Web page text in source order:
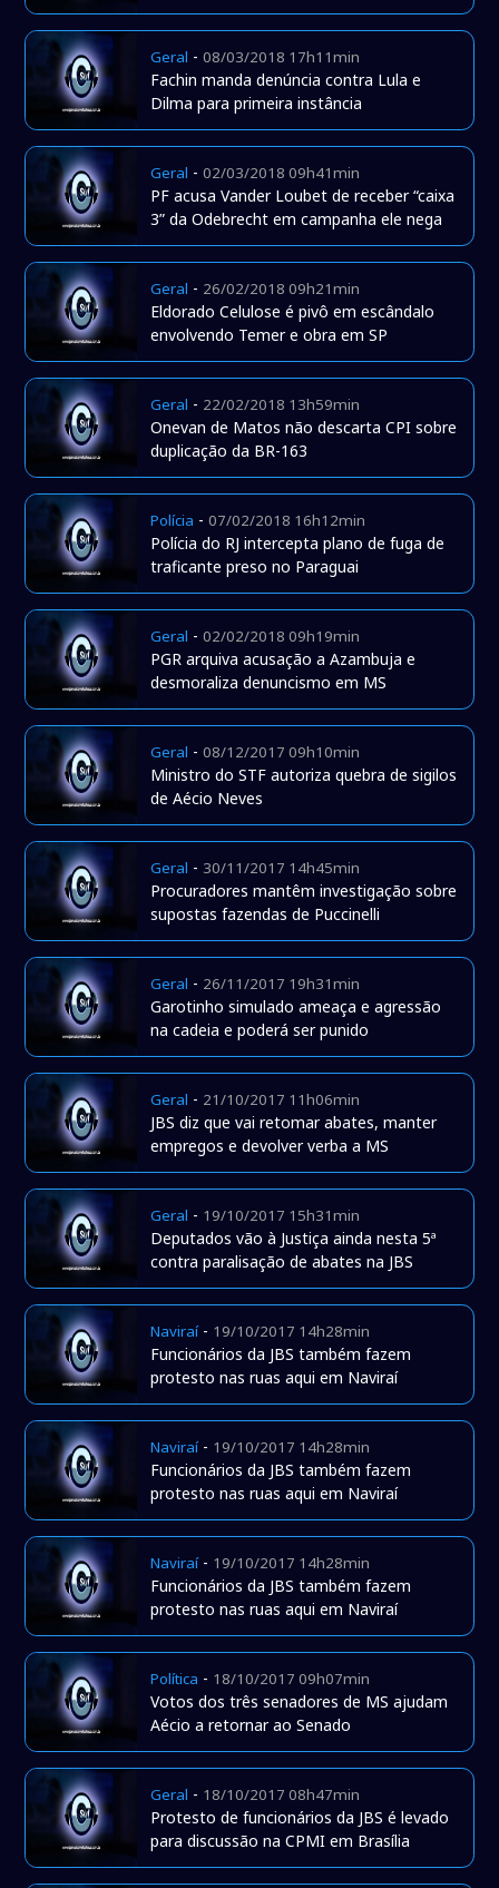
Geral -08/03/2018 17h11min
Fachin manda denúncia contra Lula e
Dilma para primeira instância
Geral -02/03/2018 09h41min
PF acusa Vander Loubet de receber “caixa
3” da Odebrecht em campanha ele nega
Geral - 26/02/2018 09h21min
Eldorado Celulose é pivô em escândalo
envolvendo Temer e obra em SP
Geral - 22/02/2018 13h59min
Onevan de Matos não descarta CPI sobre
duplicação da BR-163
Polícia -07/02/2018 16h12min
Polícia do RJ intercepta plano de fuga de
traficante preso no Paraguai
Geral -02/02/2018 09h19min
PGR arquiva acusação a Azambuja e
desmoraliza denuncismo em MS
Geral -08/12/2017 09h10min
Ministro do STF autoriza quebra de sigilos
de Aécio Neves
Geral - 30/11/2017 14h45min
Procuradores mantêm investigação sobre
supostas fazendas de Puccinelli
Geral - 26/11/2017 19h31min
Garotinho simulado ameaça e agressão
na cadeia e poderá ser punido
Geral - 21/10/2017 11h06min
JBS diz que vai retomar abates, manter
empregos e devolver verba a MS
Geral - 19/10/2017 15h31min
Deputados vão à Justiça ainda nesta 5ª
contra paralisação de abates na JBS
Naviraí- 19/10/2017 14h28min
Funcionários da JBS também fazem
protesto nas ruas aqui em Naviraí
Naviraí- 19/10/2017 14h28min
Funcionários da JBS também fazem
protesto nas ruas aqui em Naviraí
Naviraí- 19/10/2017 14h28min
Funcionários da JBS também fazem
protesto nas ruas aqui em Naviraí
Política - 18/10/2017 09h07min
Votos dos três senadores de MS ajudam
Aécio a retornar ao Senado
Geral - 18/10/2017 08h47min
Protesto de funcionários da JBS é levado
para discussão na CPMI em Brasília